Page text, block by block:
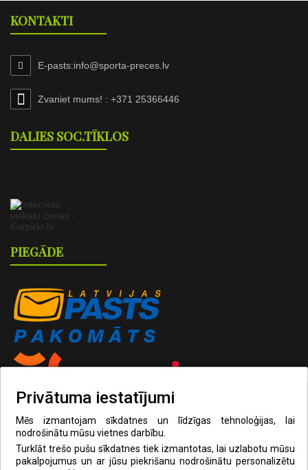
KONTAKTI
Е-pasts:info@sporta-preces.lv
Zvaniet mums! : +371 25366446
DALIES SOC.TĪKLOS
PIEGĀDE
MAKSĀJUMI
Privātuma iestatījumi
Mēs izmantojam sīkdatnes un līdzīgas tehnoloģijas, lai
nodrošinātu mūsu vietnes darbību.
Turklāt trešo pušu sīkdatnes tiek izmantotas, lai uzlabotu mūsu
pakalpojumus un ar jūsu piekrišanu nodrošinātu personalizētu